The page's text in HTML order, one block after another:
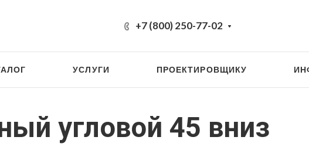
+7 (800) 250-77-02
УСЛУГИ ПРОЕКТИРОВЩИКУ
угловой 45 вниз